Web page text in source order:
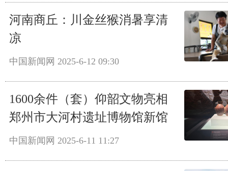
河南商丘：川金丝猴消暑享清
凉
中国新闻网 2025-6-12 09:30
1600余件（套）仰韶文物亮相
郑州市大河村遗址博物馆新馆
中国新闻网 2025-6-11 11:27